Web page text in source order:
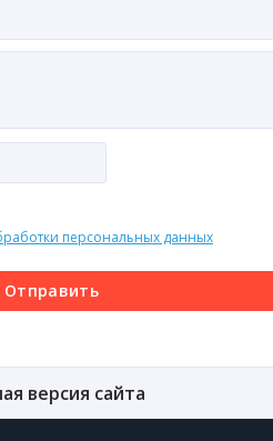
персональных данных
Отправить
версия сайта